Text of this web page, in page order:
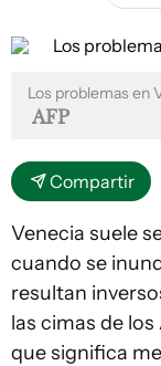
Los problemas en
AFP
Compartir
Venecia suele
cuando se
resultan
las cimas de
que significa